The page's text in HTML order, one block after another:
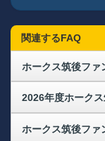
関連するFAQ